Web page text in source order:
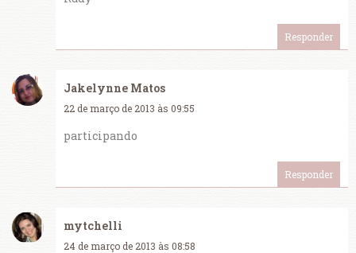
Responder
Jakelynne Matos
22 de março de 2013 às 09:55
participando
Responder
mytchelli
24 de março de 2013 às 08:58